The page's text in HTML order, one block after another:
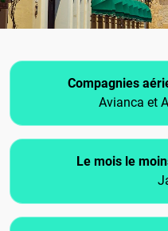
Compagnies
Avianca et
Le mois le